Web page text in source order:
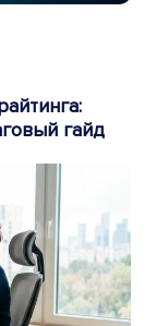
гайд